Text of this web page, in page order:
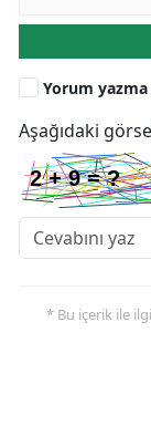
Yorum yazma
Aşağıdaki
* Bu içerik ile